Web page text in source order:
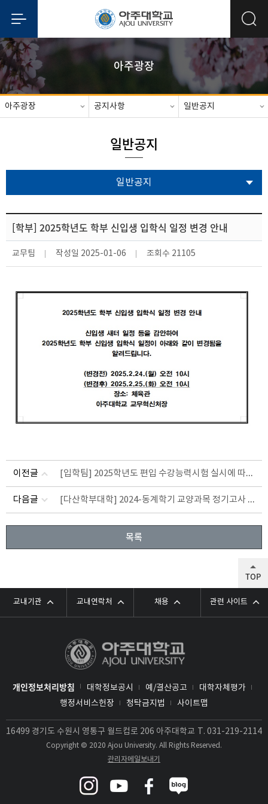
아주광장
아주광장 공지사항 일반공지
일반공지
일반공지
[학부] 2025학년도 학부 신입생 입학식 일정 변경 안내
교무팀 작성일 2025-01-06 조회수 21105
이전글 [입학팀] 2025학년도 편입 수강능력시험 실시에 따른 건물 출입 및 통행 제한 안내
다음글 [다산학부대학] 2024-동계학기 교양과목 정기고사 대학원생 감독자 모집(마감)
목록
교내기관 교내연락처 채용 관련 사이트
개인정보처리방침 대학정보공시 예/결산공고
대학자체평가
행정서비스헌장
청탁금지법 사이트맵
16499 경기도 수원시 영통구 월드컵로 206 아주대학교 T. 031-219-2114
Copyright © 2020 Ajou University. All Rights Reserved.
관리자메일보내기
TOP